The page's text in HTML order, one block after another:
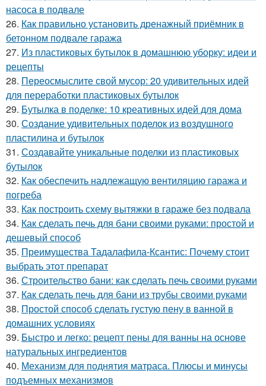
насоса в подвале
26. Как правильно установить дренажный приёмник в
бетонном подвале гаража
27. Из пластиковых бутылок в домашнюю уборку: идеи и
рецепты
28. Переосмыслите свой мусор: 20 удивительных идей
для переработки пластиковых бутылок
29. Бутылка в поделке: 10 креативных идей для дома
30. Создание удивительных поделок из воздушного
пластилина и бутылок
31. Создавайте уникальные поделки из пластиковых
бутылок
32. Как обеспечить надлежащую вентиляцию гаража и
погреба
33. Как построить схему вытяжки в гараже без подвала
34. Как сделать печь для бани своими руками: простой и
дешевый способ
35. Преимущества Тадалафила-Ксантис: Почему стоит
выбрать этот препарат
36. Строительство бани: как сделать печь своими руками
37. Как сделать печь для бани из трубы своими руками
38. Простой способ сделать густую пену в ванной в
домашних условиях
39. Быстро и легко: рецепт пены для ванны на основе
натуральных ингредиентов
40. Механизм для поднятия матраса. Плюсы и минусы
подъемных механизмов